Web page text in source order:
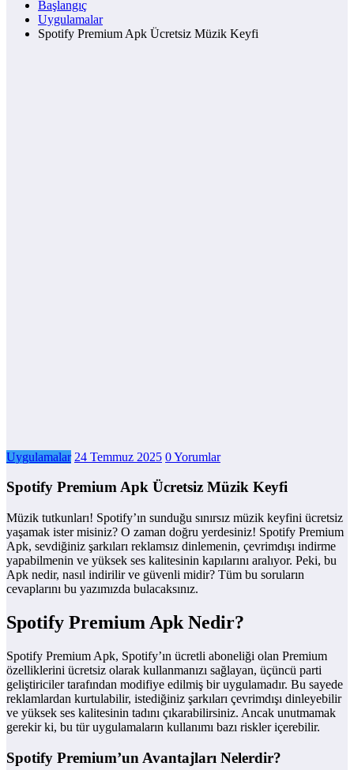
Başlangıç
Uygulamalar
Spotify Premium Apk Ücretsiz Müzik Keyfi
Uygulamalar 24 Temmuz 2025 0 Yorumlar
Spotify Premium Apk Ücretsiz Müzik Keyfi
Müzik tutkunları! Spotify’ın sunduğu sınırsız müzik keyfini ücretsiz
yaşamak ister misiniz? O zaman doğru yerdesiniz! Spotify Premium
Apk, sevdiğiniz şarkıları reklamsız dinlemenin, çevrimdışı indirme
yapabilmenin ve yüksek ses kalitesinin kapılarını aralıyor. Peki, bu
Apk nedir, nasıl indirilir ve güvenli midir? Tüm bu soruların
cevaplarını bu yazımızda bulacaksınız.
Spotify Premium Apk Nedir?
Spotify Premium Apk, Spotify’ın ücretli aboneliği olan Premium
özelliklerini ücretsiz olarak kullanmanızı sağlayan, üçüncü parti
geliştiriciler tarafından modifiye edilmiş bir uygulamadır. Bu sayede
reklamlardan kurtulabilir, istediğiniz şarkıları çevrimdışı dinleyebilir
ve yüksek ses kalitesinin tadını çıkarabilirsiniz. Ancak unutmamak
gerekir ki, bu tür uygulamaların kullanımı bazı riskler içerebilir.
Spotify Premium’un Avantajları Nelerdir?